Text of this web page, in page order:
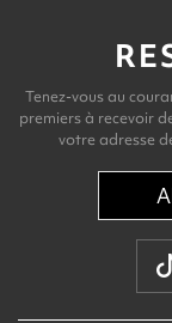
Tenez-vous au
premiers à recevoir
votre adresse